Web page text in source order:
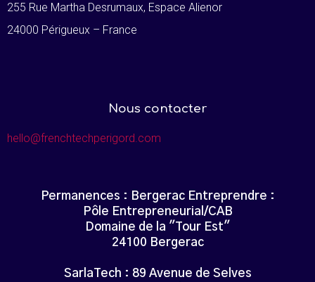
255 Rue Martha Desrumaux, Espace Alienor
24000 Périgueux – France
Nous contacter
hello@frenchtechperigord.com
Permanences : Bergerac Entreprendre :
Pôle Entrepreneurial/CAB
Domaine de la "Tour Est"
24100 Bergerac
SarlaTech : 89 Avenue de Selves